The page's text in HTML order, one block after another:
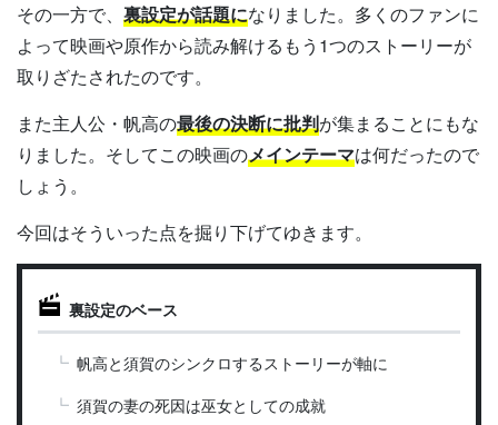
その一方で、 裏設定が話題になりました。多くのファンに
よって映画や原作から読み解けるもう1つのストーリーが
取りざたされたのです。
また主人公・帆高の最後の決断に批判が集まることにもな
りました。そしてこの映画のメインテーマは何だったので
しょう。
今回はそういった点を掘り下げてゆきます。
裏設定のベース
帆高と須賀のシンクロするストーリーが軸に
須賀の妻の死因は巫女としての成就